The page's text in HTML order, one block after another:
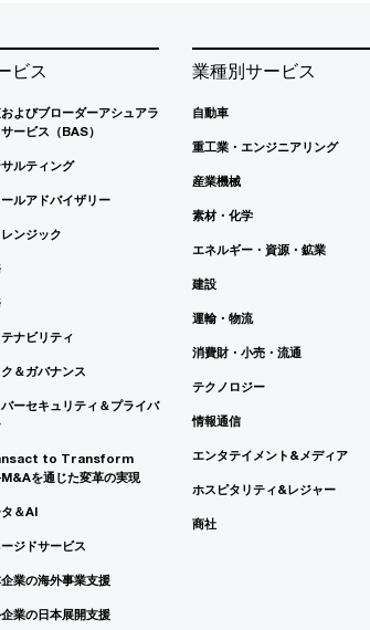
ビス
よびブローダーアシュアラ
ービス（BAS）
ルティング
ルアドバイザリー
ンジック
ナビリティ
＆ガバナンス
ーセキュリティ＆プライバ
to Transform
を通じた変革の実現
＆AI
ジドサービス
業の海外事業支援
業の日本展開支援
業種別サービス
自動車
重工業・エンジニアリング
産業機械
素材・化学
エネルギー・資源・鉱業
建設
運輸・物流
消費財・小売・流通
テクノロジー
情報通信
エンタテイメント&メディア
ホスピタリティ&レジャー
商社